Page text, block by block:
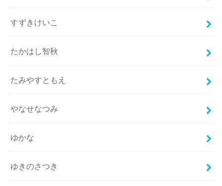
すずきけいこ
たかはし智秋
たみやすともえ
やなせなつみ
ゆかな
ゆきのさつき